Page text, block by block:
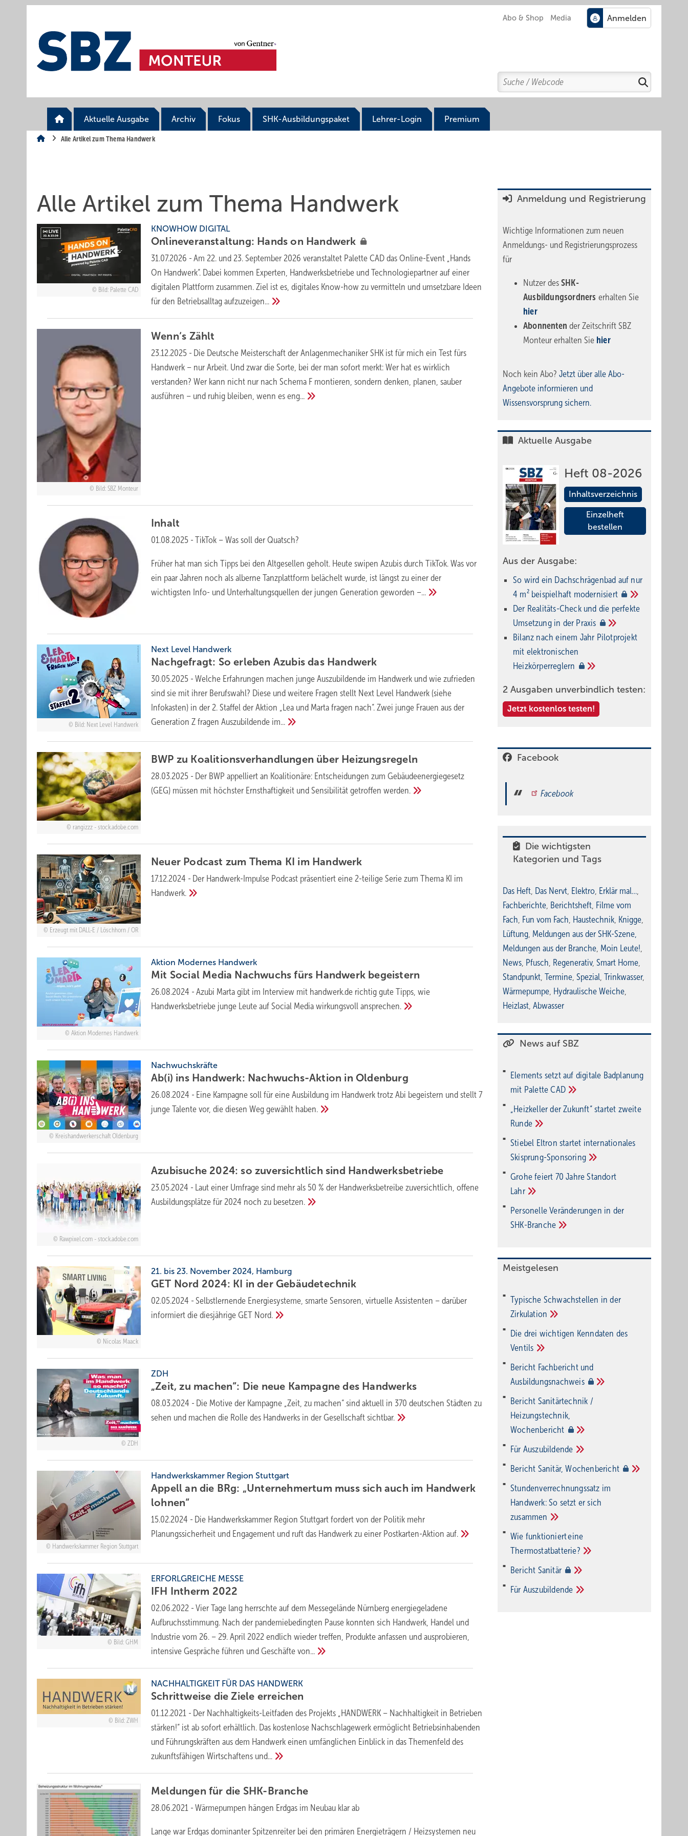
Abo & Shop Media
Search
Suchen
Aktuelle Ausgabe Archiv Fokus SHK-Ausbildungspaket Lehrer-Login Premium
Alle Artikel zum Thema Handwerk
Alle Artikel zum Thema Handwerk
Bild: Palette CAD
KNOWHOW DIGITAL
Onlineveranstalt ung: Hands on Handwerk
31.07.2026 - Am 22. und 23. September 2026 veranstaltet Palette CAD das Online-Event „Hands
On Handwerk“. Dabei kommen Experten, Handwerksbetriebe und Technologiepartner auf einer
digitalen Plattform zusammen. Ziel ist es, digitales Know-how zu vermitteln und umsetzbare Ideen
für den Betriebsalltagaufzuzeigen...
Bild: SBZ Monteur
Wenn‘s Zählt
23.12.2025 - Die Deutsche Meisterschaft der Anlagenmechaniker SHK ist für mich ein Test fürs
Handwerk – nur Arbeit. Und zwar die Sorte, bei der man sofort merkt: Wer hat es wirklich
verstanden? Wer kann nicht nur nach Schema F montieren, sondern denken, planen, sauber
ausführen – und ruhig bleiben, wenn eseng...
Inhalt
01.08.2025 - TikTok – Was soll der Quatsch?
Früher hat man sich Tipps bei den Altgesellen geholt. Heute swipen Azubis durch TikTok. Was vor
ein paar Jahren noch als alberne Tanzplattform belächelt wurde, ist längst zu einer der
wichtigsten Info- und Unterhaltungsquellen der jungen Generation geworden –...
Bild: Next Level Handwerk
Next Level Handwerk
Nachgefragt: So erleben Azubis das Handwerk
30.05.2025 - Welche Erfahrungen machen junge Auszubildende im Handwerk und wie zufrieden
sind sie mit ihrer Berufswahl? Diese und weitere Fragen stellt Next Level Handwerk (siehe
Infokasten) in der 2. Staffel der Aktion „Lea und Marta fragen nach“. Zwei junge Frauen aus der
Generation Z fragen Auszubildende im...
rangizzz - stock.adobe.com
BWP zu Koalitionsverhandlungen über Heizungsregeln
28.03.2025 - Der BWP appelliert an Koalitionäre: Entscheidungen zum Gebäudeenergiegesetz
(GEG) müssen mit höchster Ernsthaftigkeit und Sensibilität getroffenwerden.
Erzeugt mit DALL-E / Löschhorn / OR
Neuer Podcast zum Thema KI im Handwerk
17.12.2024 - Der Handwerk-Impulse Podcast präsentiert eine 2-teilige Serie zum Thema KI im
Handwerk.
Aktion Modernes Handwerk
Aktion Modernes Handwerk
Mit Social Media Nachwuchs fürs Handwerk begeistern
26.08.2024 - Azubi Marta gibt im Interview mit handwerk.de richtig gute Tipps, wie
Handwerksbetriebe junge Leute auf Social Media wirkungsvollansprechen.
Kreishandwerkerschaft Oldenburg
Nachwuchskräfte
Ab(i) ins Handwerk: Nachwuchs-Aktion inOldenburg
26.08.2024 - Eine Kampagne soll für eine Ausbildung im Handwerk trotz Abi begeistern und stellt 7
junge Talente vor, die diesen Weg gewählt haben.
Rawpixel.com - stock.adobe.com
Azubisuche 2024: so zuversichtlich sind Handwerksbetriebe
23.05.2024 - Laut einer Umfrage sind mehr als 50 % der Handwerksbetreibe zuversichtlich, offene
Ausbildungsplätze für 2024 noch zu besetzen.
Nicolas Maack
21. bis 23. November 2024, Hamburg
GET Nord 2024: KI in derGebäude­technik
02.05.2024 - Selbstlernende Energiesysteme, smarte Sensoren, virtuelle Assistenten – darüber
informiert die diesjährige GET Nord.
ZDH
ZDH
„Zeit, zu machen“: Die neue Kampagne des Handwerks
08.03.2024 - Die Motive der Kampagne „Zeit, zu machen“ sind aktuell in 370 deutschen Städten zu
sehen und machen die Rolle des Handwerks in der Gesellschaftsichtbar.
Handwerkskammer Region Stuttgart
Handwerkskammer Region Stuttgart
Appell an die BRg: „Unter­nehmer­tum muss sich auch im Hand­werk
lohnen“
15.02.2024 - Die Handwerkskammer Region Stuttgart fordert von der Politik mehr
Planungssicherheit und Engagement und ruft das Handwerk zu einer Postkarten-Aktionauf.
Bild: GHM
ERFORLGREICHE MESSE
IFH Intherm 2022
02.06.2022 - Vier Tage lang herrschte auf dem Messegelände Nürnberg energiegeladene
Aufbruchsstimmung. Nach der pandemiebedingten Pause konnten sich Handwerk, Handel und
Industrie vom 26. – 29. April 2022 endlich wieder treffen, Produkte anfassen und ausprobieren,
intensive Gespräche führen und Geschäftevon...
Bild: ZWH
NACHHALTIGKEIT FÜR DAS HANDWERK
Schrittweise die Ziele erreichen
01.12.2021 - Der Nachhaltigkeits-Leitfaden des Projekts „HANDWERK – Nachhaltigkeit in Betrieben
stärken!“ ist ab sofort erhältlich. Das kostenlose Nachschlagewerk ermöglicht Betriebsinhabenden
und Führungskräften aus dem Handwerk einen umfänglichen Einblick in das Themenfeld des
zukunftsfähigen Wirtschaftens und...
Meldungen für die SHK-Branche
28.06.2021 - Wärmepumpen hängen Erdgas im Neubau klar ab
Lange war Erdgas dominanter Spitzenreiter bei den primären Energieträgern / Heizsystemen neu
Anmeldung und Registrierung
Wichtige Informationen zum neuen
Anmeldungs- und Registrierungsprozess
für
Nutzer des SHK-
Ausbildungsordners erhalten Sie
hier
Abonnentender Zeitschrift SBZ
Monteur erhalten Sie hier
Noch kein Abo? Jetzt über alle Abo-
Angebote informieren und
Wissensvorsprung sichern.
Aktuelle Ausgabe
Heft 08-2026
Inhaltsverzeichnis
Einzelheft
bestellen
Aus der Ausgabe:
So wird ein Dach­schrägenbad auf nur
4 m² beispielhaft modernisiert
Der Realitäts-Check und die perfekte
Umsetzung in der Praxis
Bilanz nach einem Jahr Pilotprojekt
mit elektronischen
Heizkörperreglern
2 Ausgaben unverbindlich testen:
Jetzt kostenlos testen!
Facebook
Facebook
Die wichtigsten
Kategorien und Tags
Das Heft, Das Nervt, Elektro, Erklär mal…,
Fachberichte, Berichtsheft, Filme vom
Fach, Fun vom Fach, Haustechnik, Knigge,
Lüftung, Meldungen aus der SHK-Szene,
Meldungen aus der Branche, Moin Leute!,
News, Pfusch, Regenerativ, Smart Home,
Standpunkt, Termine, Spezial, Trinkwasser,
Wärmepumpe, Hydraulische Weiche,
Heizlast, Abwasser
News auf SBZ
Elements setzt auf di­gi­ta­le Bad­pla­nung
mit PaletteCAD
„Heizkeller der Zu­kunft“ star­tet zwei­te
Run­de
Stiebel Eltron startet internatio­nales
Ski­sprung-Spon­soring
Grohe feiert 70 Jahre Standort
Lahr
Personelle Veränderungen in der
SHK-Branche
Meistgelesen
Typische Schwachstellen in der
Zirkulation
Die drei wichtigen Kenndaten des
Ventils
Bericht Fachbericht und
Ausbildungsnachweis
Bericht Sanitärtechnik /
Heizungstechnik,
Wochenbericht
Für Auszubildende
Bericht Sanitär,Wochenbericht
Stundenverrechnungssatz im
Handwerk: So setzt er sich
zusammen
Wie funktioniert eine
Thermostatbatterie?
Bericht Sanitär
Für Auszubildende